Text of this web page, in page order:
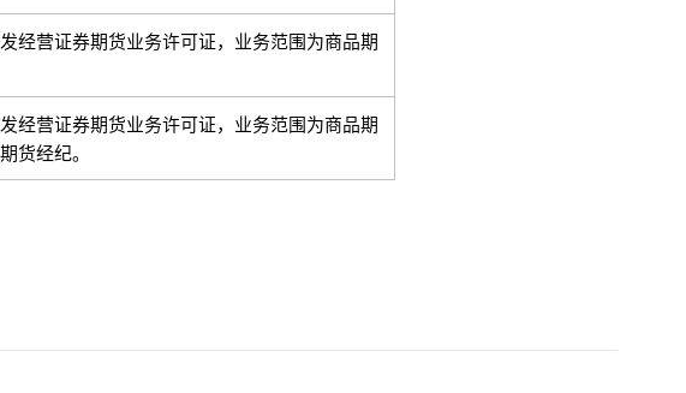
经营证券期货业务许可证，业务范围为商品期
经营证券期货业务许可证，业务范围为商品期
货经纪。